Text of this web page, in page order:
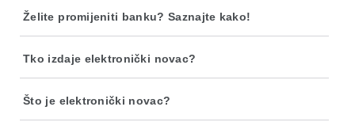
Želite promijeniti banku? Saznajte kako!
Tko izdaje elektronički novac?
Što je elektronički novac?